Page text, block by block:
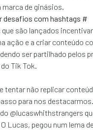
marca de ginásios.
desafios com hashtags #
são lançados
ação e a criar conteúdo
ser partilhado pelos
Tik Tok.
tentar não replicar
para nos
@lucaswhithstrangers
Lucas, pegou num lema